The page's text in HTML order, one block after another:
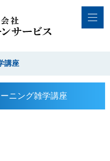
講座
ニング雑学講座